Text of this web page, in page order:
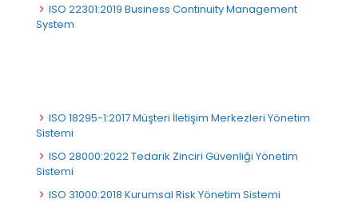
ISO 22301:2019 Business Continuity Management
System
ISO 18295-1:2017 Müşteri İletişim Merkezleri Yönetim
Sistemi
ISO 28000:2022 Tedarik Zinciri Güvenliği Yönetim
Sistemi
ISO 31000:2018 Kurumsal Risk Yönetim Sistemi